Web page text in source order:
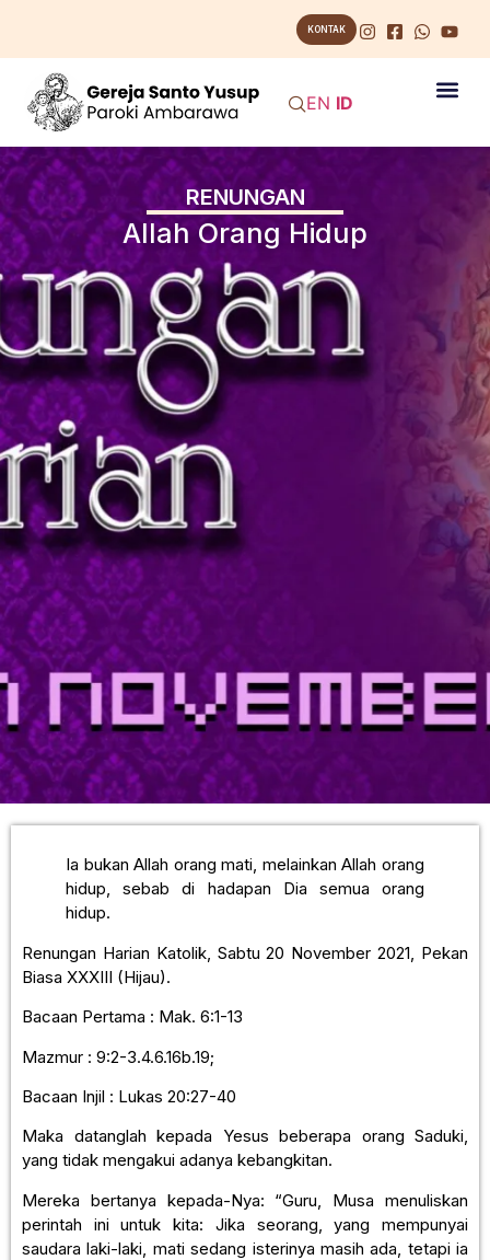
KONTAK
EN ID
RENUNGAN
Allah Orang Hidup
Ia bukan Allah orang mati, melainkan Allah orang
hidup, sebab di hadapan Dia semua orang
hidup.
Renungan Harian Katolik, Sabtu 20 November 2021, Pekan
Biasa XXXIII (Hijau).
Bacaan Pertama : Mak. 6:1-13
Mazmur : 9:2-3.4.6.16b.19;
Bacaan Injil : Lukas 20:27-40
Maka datanglah kepada Yesus beberapa orang Saduki,
yang tidak mengakui adanya kebangkitan.
Mereka bertanya kepada-Nya: “Guru, Musa menuliskan
perintah ini untuk kita: Jika seorang, yang mempunyai
saudara laki-laki, mati sedang isterinya masih ada, tetapi ia